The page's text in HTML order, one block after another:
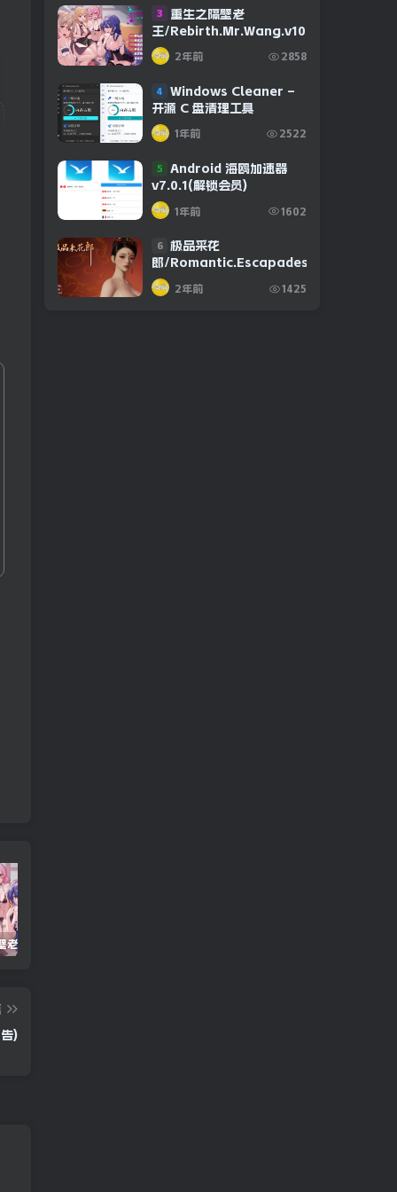
)
3
重生之隔壁老
王/Rebirth.Mr.Wang.v10032020
2年前 2858
4
Windows Cleaner –
开源 C 盘清理工具
1年前 2522
5
Android 海鸥加速器
v7.0.1(解锁会员)
1年前 1602
6
极品采花
郎/Romantic.Escapades.v1.2.1
2年前 1425